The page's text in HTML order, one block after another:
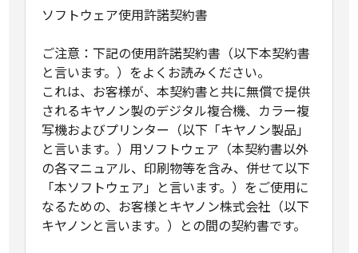
ソフトウェア使用許諾契約書
ご注意：下記の使用許諾契約書（以下本契約書
と言います。）をよくお読みください。
これは、お客様が、本契約書と共に無償で提供
されるキヤノン製のデジタル複合機、カラー複
写機およびプリンター（以下「キヤノン製品」
と言います。）用ソフトウェア（本契約書以外
の各マニュアル、印刷物等を含み、併せて以下
「本ソフトウェア」と言います。）をご使用に
なるための、お客様とキヤノン株式会社（以下
キヤノンと言います。）との間の契約書です。